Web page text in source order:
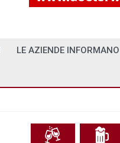
LE AZIENDE INFORMANO